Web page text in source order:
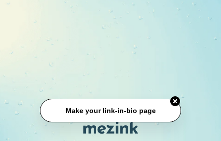
Make your link-in-bio page